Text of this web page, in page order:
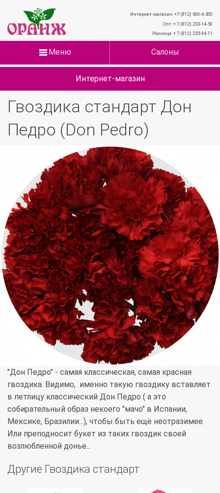
Интернет-магазин: +7 (812) 600-4-300
Опт: + 7 (812) 233-14-50
Розница: + 7 (812) 233-94-11
Меню Салоны
Интернет-магазин
Гвоздика стандарт Дон
Педро (Don Pedro)
"Дон Педро" - самая классическая, самая красная
гвоздика. Видимо, именно такую гвоздику вставляет
в петлицу классический Дон Педро ( а это
собирательный образ некоего "мачо" в Испании,
Мексике, Бразилии...), чтобы быть ещё неотразимее.
Или преподносит букет из таких гвоздик своей
возлюбленной донье...
Другие Гвоздика стандарт